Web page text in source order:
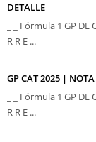
DETALLE
_ _ Fórmula 1 GP
R R E ...
GP CAT 2025 | NOTA
_ _ Fórmula 1 GP
R R E ...